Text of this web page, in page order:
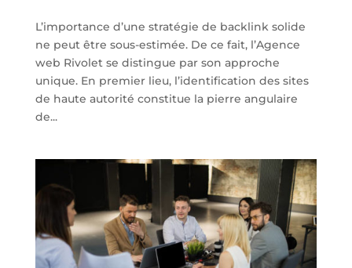
L’importance d’une stratégie de backlink solide
ne peut être sous-estimée. De ce fait, l’Agence
web Rivolet se distingue par son approche
unique. En premier lieu, l’identification des sites
de haute autorité constitue la pierre angulaire
de...